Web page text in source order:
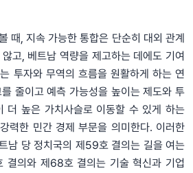
때, 지속 가능한 통합은 단순히 대외 관계
고, 베트남 역량을 제고하는 데에도 기여
투자와 무역의 흐름을 원활하게 하는 연
줄이고 예측 가능성을 높이는 제도와 투
더 높은 가치사슬로 이동할 수 있게 하는
력한 민간 경제 부문을 의미한다. 이러한
남 당 정치국의 제59호 결의는 길을 여는
결의와 제68호 결의는 기술 혁신과 기업